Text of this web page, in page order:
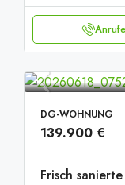
DG-WOHNUNG
139.900 €
Frisch